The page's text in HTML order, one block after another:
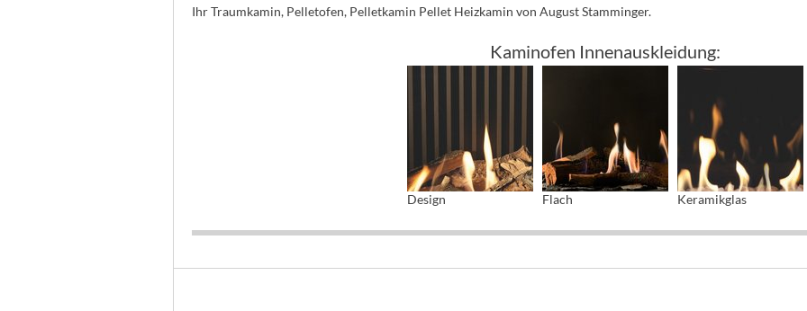
Ihr Traumkamin, Pelletofen, Pelletkamin Pellet Heizkamin von August Stamminger.
Kaminofen Innenauskleidung:
Design Flach Keramikglas